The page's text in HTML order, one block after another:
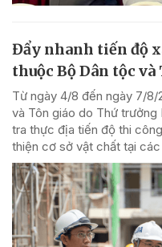
Đẩy nhanh tiến độ
thuộc Bộ Dân tộc và
Từ ngày 4/8 đến ngày 7/
và Tôn giáo do Thứ trưởng
tra thực địa tiến độ thi
thiện cơ sở vật chất tại